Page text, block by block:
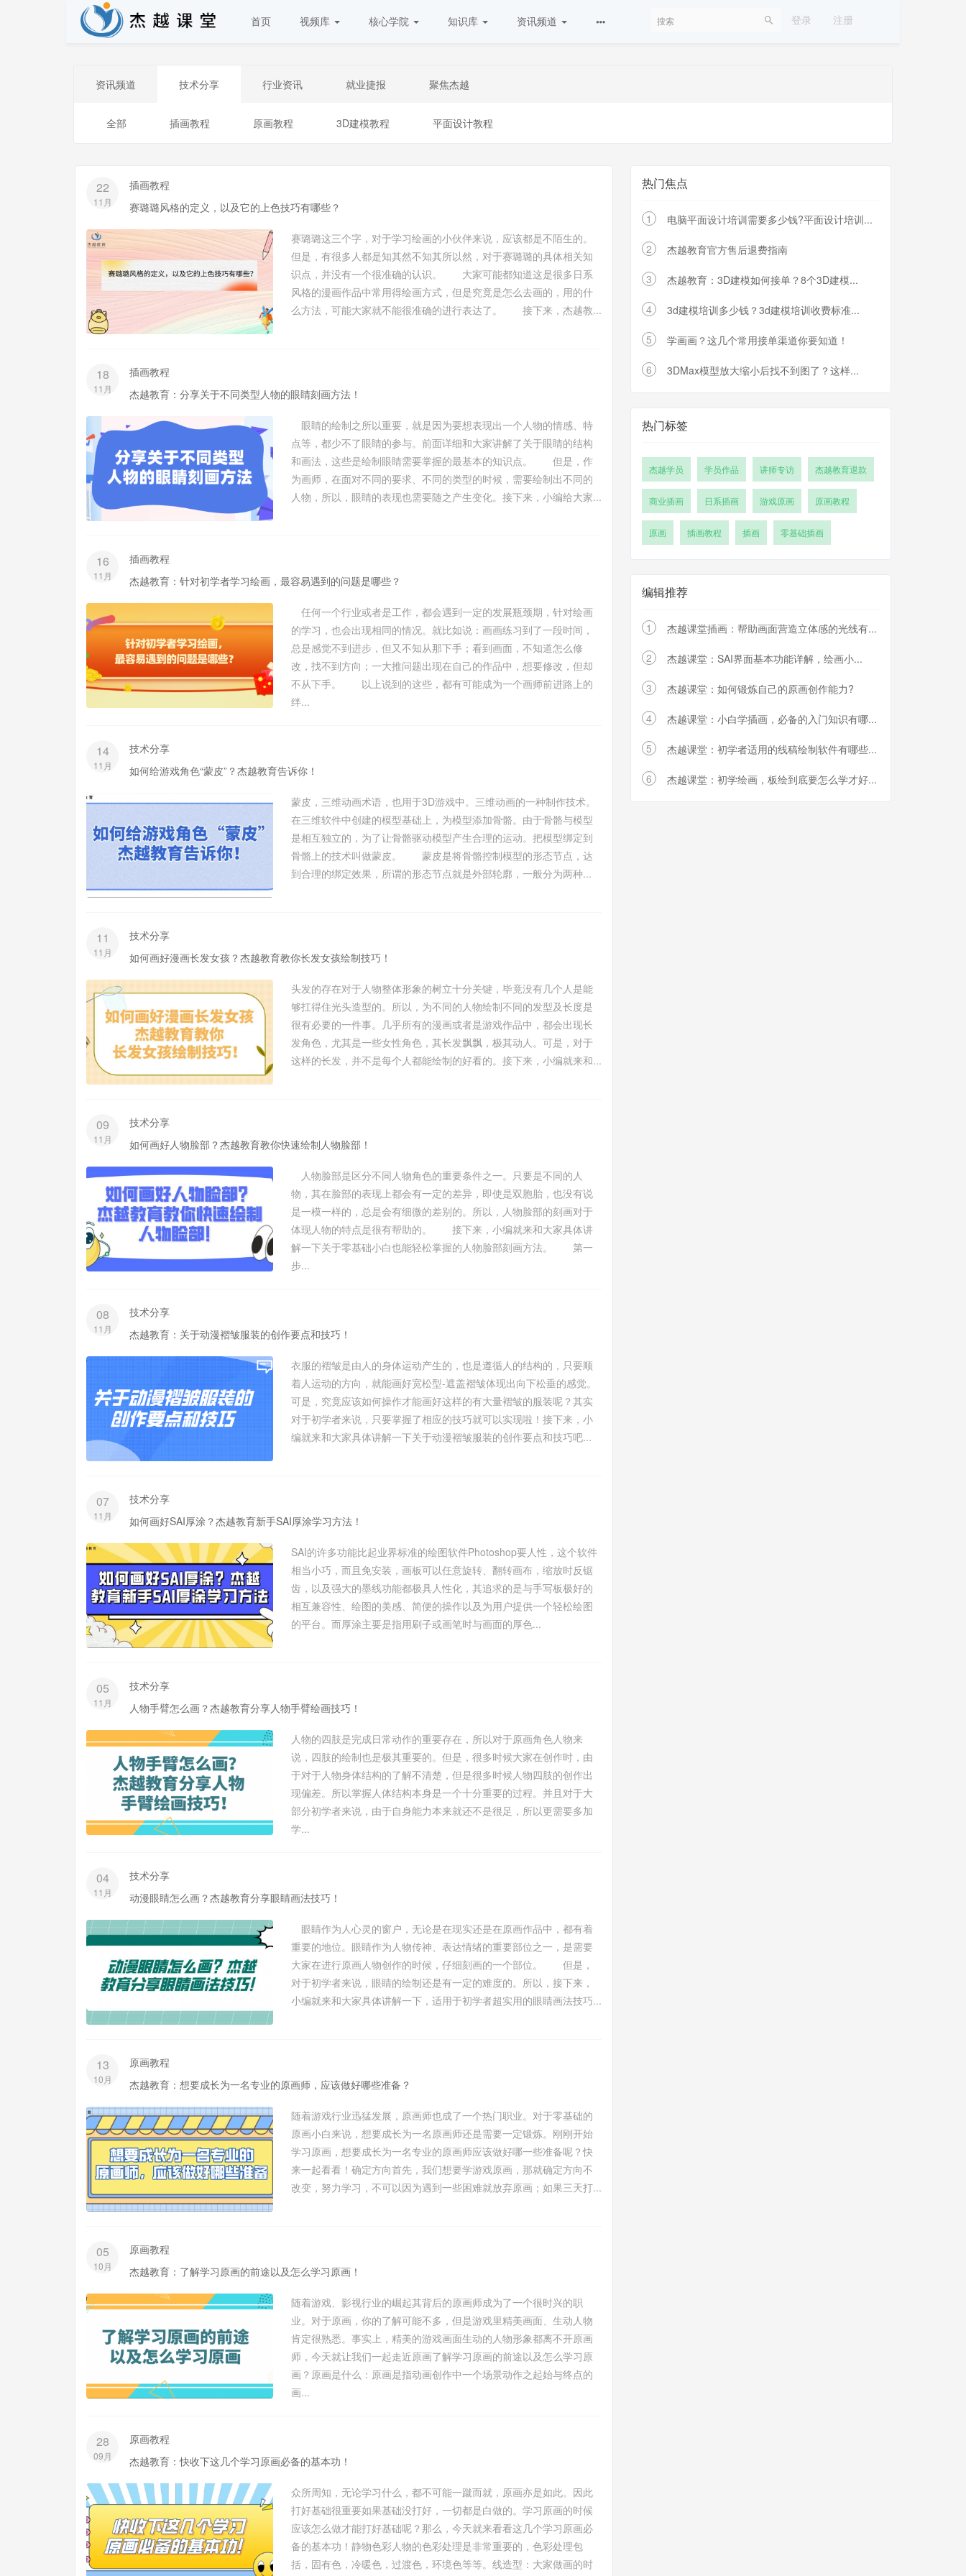
首页 视频库 核心学院 知识库 资讯频道 登录 注册
资讯频道 技术分享 行业资讯 就业捷报 聚焦杰越
全部 插画教程 原画教程 3D建模教程 平面设计教程
22
11月
插画教程
赛璐璐风格的定义，以及它的上色技巧有哪些？
赛璐璐这三个字，对于学习绘画的小伙伴来说，应该都是不陌生的。
但是，有很多人都是知其然不知其所以然，对于赛璐璐的具体相关知
识点，并没有一个很准确的认识。 大家可能都知道这是很多日系
风格的漫画作品中常用得绘画方式，但是究竟是怎么去画的，用的什
么方法，可能大家就不能很准确的进行表达了。 接下来，杰越教...
18
11月
插画教程
杰越教育：分享关于不同类型人物的眼睛刻画方法！
眼睛的绘制之所以重要，就是因为要想表现出一个人物的情感、特
点等，都少不了眼睛的参与。前面详细和大家讲解了关于眼睛的结构
和画法，这些是绘制眼睛需要掌握的最基本的知识点。 但是，作
为画师，在面对不同的要求、不同的类型的时候，需要绘制出不同的
人物，所以，眼睛的表现也需要随之产生变化。接下来，小编给大家...
16
11月
插画教程
杰越教育：针对初学者学习绘画，最容易遇到的问题是哪些？
任何一个行业或者是工作，都会遇到一定的发展瓶颈期，针对绘画
的学习，也会出现相同的情况。就比如说：画画练习到了一段时间，
总是感觉不到进步，但又不知从那下手；看到画面，不知道怎么修
改，找不到方向；一大推问题出现在自己的作品中，想要修改，但却
不从下手。 以上说到的这些，都有可能成为一个画师前进路上的
绊...
14
11月
技术分享
如何给游戏角色“蒙皮”？杰越教育告诉你！
蒙皮，三维动画术语，也用于3D游戏中。三维动画的一种制作技术。
在三维软件中创建的模型基础上，为模型添加骨骼。由于骨骼与模型
是相互独立的，为了让骨骼驱动模型产生合理的运动。把模型绑定到
骨骼上的技术叫做蒙皮。 蒙皮是将骨骼控制模型的形态节点，达
到合理的绑定效果，所谓的形态节点就是外部轮廓，一般分为两种...
11
11月
技术分享
如何画好漫画长发女孩？杰越教育教你长发女孩绘制技巧！
头发的存在对于人物整体形象的树立十分关键，毕竟没有几个人是能
够扛得住光头造型的。所以，为不同的人物绘制不同的发型及长度是
很有必要的一件事。几乎所有的漫画或者是游戏作品中，都会出现长
发角色，尤其是一些女性角色，其长发飘飘，极其动人。可是，对于
这样的长发，并不是每个人都能绘制的好看的。接下来，小编就来和...
09
11月
技术分享
如何画好人物脸部？杰越教育教你快速绘制人物脸部！
人物脸部是区分不同人物角色的重要条件之一。只要是不同的人
物，其在脸部的表现上都会有一定的差异，即使是双胞胎，也没有说
是一模一样的，总是会有细微的差别的。所以，人物脸部的刻画对于
体现人物的特点是很有帮助的。 接下来，小编就来和大家具体讲
解一下关于零基础小白也能轻松掌握的人物脸部刻画方法。 第一
步...
08
11月
技术分享
杰越教育：关于动漫褶皱服装的创作要点和技巧！
衣服的褶皱是由人的身体运动产生的，也是遵循人的结构的，只要顺
着人运动的方向，就能画好宽松型-遮盖褶皱体现出向下松垂的感觉。
可是，究竟应该如何操作才能画好这样的有大量褶皱的服装呢？其实
对于初学者来说，只要掌握了相应的技巧就可以实现啦！接下来，小
编就来和大家具体讲解一下关于动漫褶皱服装的创作要点和技巧吧...
07
11月
技术分享
如何画好SAI厚涂？杰越教育新手SAI厚涂学习方法！
SAI的许多功能比起业界标准的绘图软件Photoshop要人性，这个软件
相当小巧，而且免安装，画板可以任意旋转、翻转画布，缩放时反锯
齿，以及强大的墨线功能都极具人性化，其追求的是与手写板极好的
相互兼容性、绘图的美感、简便的操作以及为用户提供一个轻松绘图
的平台。而厚涂主要是指用刷子或画笔时与画面的厚色...
05
11月
技术分享
人物手臂怎么画？杰越教育分享人物手臂绘画技巧！
人物的四肢是完成日常动作的重要存在，所以对于原画角色人物来
说，四肢的绘制也是极其重要的。但是，很多时候大家在创作时，由
于对于人物身体结构的了解不清楚，但是很多时候人物四肢的创作出
现偏差。所以掌握人体结构本身是一个十分重要的过程。并且对于大
部分初学者来说，由于自身能力本来就还不是很足，所以更需要多加
学...
04
11月
技术分享
动漫眼睛怎么画？杰越教育分享眼睛画法技巧！
眼睛作为人心灵的窗户，无论是在现实还是在原画作品中，都有着
重要的地位。眼睛作为人物传神、表达情绪的重要部位之一，是需要
大家在进行原画人物创作的时候，仔细刻画的一个部位。 但是，
对于初学者来说，眼睛的绘制还是有一定的难度的。所以，接下来，
小编就来和大家具体讲解一下，适用于初学者超实用的眼睛画法技巧...
13
10月
原画教程
杰越教育：想要成长为一名专业的原画师，应该做好哪些准备？
随着游戏行业迅猛发展，原画师也成了一个热门职业。对于零基础的
原画小白来说，想要成长为一名原画师还是需要一定锻炼。刚刚开始
学习原画，想要成长为一名专业的原画师应该做好哪一些准备呢？快
来一起看看！确定方向首先，我们想要学游戏原画，那就确定方向不
改变，努力学习，不可以因为遇到一些困难就放弃原画；如果三天打...
05
10月
原画教程
杰越教育：了解学习原画的前途以及怎么学习原画！
随着游戏、影视行业的崛起其背后的原画师成为了一个很时兴的职
业。对于原画，你的了解可能不多，但是游戏里精美画面、生动人物
肯定很熟悉。事实上，精美的游戏画面生动的人物形象都离不开原画
师，今天就让我们一起走近原画了解学习原画的前途以及怎么学习原
画？原画是什么：原画是指动画创作中一个场景动作之起始与终点的
画...
28
09月
原画教程
杰越教育：快收下这几个学习原画必备的基本功！
众所周知，无论学习什么，都不可能一蹴而就，原画亦是如此。因此
打好基础很重要如果基础没打好，一切都是白做的。学习原画的时候
应该怎么做才能打好基础呢？那么，今天就来看看这几个学习原画必
备的基本功！静物色彩人物的色彩处理是非常重要的，色彩处理包
括，固有色，冷暖色，过渡色，环境色等等。线造型：大家做画的时
热门焦点
1 电脑平面设计培训需要多少钱?平面设计培训...
2 杰越教育官方售后退费指南
3 杰越教育：3D建模如何接单？8个3D建模...
4 3d建模培训多少钱？3d建模培训收费标准...
5 学画画？这几个常用接单渠道你要知道！
6 3DMax模型放大缩小后找不到图了？这样...
热门标签
杰越学员 学员作品 讲师专访 杰越教育退款
商业插画 日系插画 游戏原画 原画教程
原画 插画教程 插画 零基础插画
编辑推荐
1 杰越课堂插画：帮助画面营造立体感的光线有...
2 杰越课堂：SAI界面基本功能详解，绘画小...
3 杰越课堂：如何锻炼自己的原画创作能力?
4 杰越课堂：小白学插画，必备的入门知识有哪...
5 杰越课堂：初学者适用的线稿绘制软件有哪些...
6 杰越课堂：初学绘画，板绘到底要怎么学才好...